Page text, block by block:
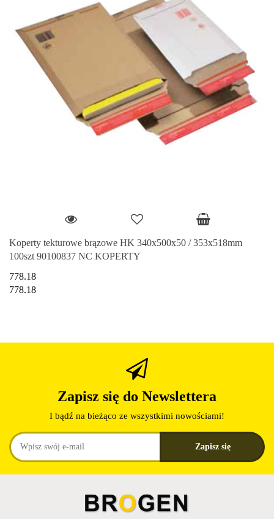
Koperty tekturowe brązowe HK 340x500x50 / 353x518mm
100szt 90100837 NC KOPERTY
778.18
778.18
Zapisz się do Newslettera
I bądź na bieżąco ze wszystkimi nowościami!